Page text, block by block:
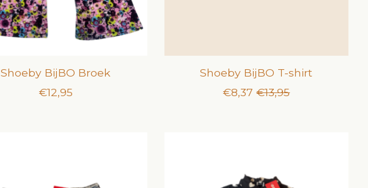
Shoeby BijBO Broek
€12,95
Shoeby BijBO T-shirt
€8,37 €13,95